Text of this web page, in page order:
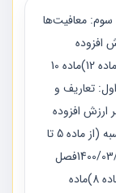
ارزش افزوده 1400/03/02فصل سوم: معافیت‌ها
بر ارزش افزوده
1400/03/02فصل سوم: معافیت‌ها (از ماده 9 تا ماده 12)ماده 10
افزوده 1400/03/02فصل اول: تعاریف و
قانون مالیات بر ارزش افزوده
1400/03/02فصل دوم: مأخذ، نرخ و نحوه محاسبه (از ماده 5 تا
ماده 8)ماده 8 قانون مالیات بر ارزش افزوده 1400/03/02فصل
دوم: مأخذ، نرخ و نحوه محاسبه (از ماده 5 تا ماده 8)ماده